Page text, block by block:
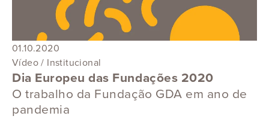
01.10.2020
Vídeo / Institucional
Dia Europeu das Fundações 2020
O trabalho da Fundação GDA em ano de
pandemia